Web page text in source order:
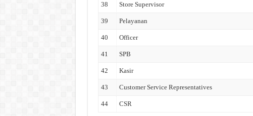
38 Store Supervisor
39 Pelayanan
40 Officer
41 SPB
42 Kasir
43 Customer Service Representatives
44 CSR